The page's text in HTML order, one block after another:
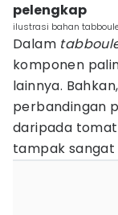
pelengkap
ilustrasi bahan
Dalam
komponen
lainnya.
perbandingan
daripada tomat
tampak sangat